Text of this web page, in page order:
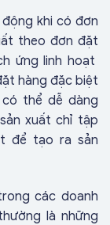
khi có đơn
theo đơn đặt
ứng linh hoạt
hàng đặc biệt
thể dễ dàng
xuất chỉ tập
để tạo ra sản
các doanh
là những